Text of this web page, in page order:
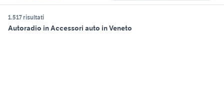
1.517 risultati
Autoradio in Accessori auto in Veneto